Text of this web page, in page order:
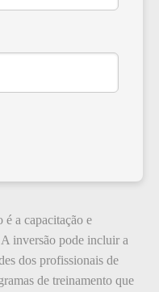
é a capacitação e
inversão pode incluir a
dos profissionais de
de treinamento que